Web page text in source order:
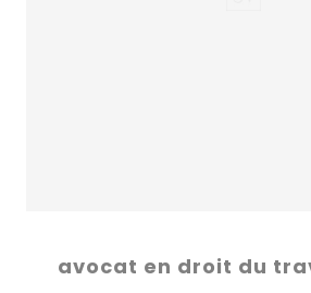
avocat en droit du